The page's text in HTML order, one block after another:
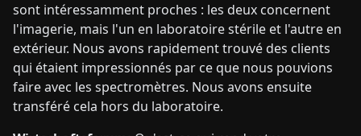
sont intéressamment proches : les deux concernent
l'imagerie, mais l'un en laboratoire stérile et l'autre en
extérieur. Nous avons rapidement trouvé des clients
qui étaient impressionnés par ce que nous pouvions
faire avec les spectromètres. Nous avons ensuite
transféré cela hors du laboratoire.